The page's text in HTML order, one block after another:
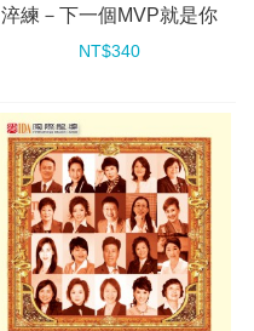
淬練－下一個MVP就是你
NT$340